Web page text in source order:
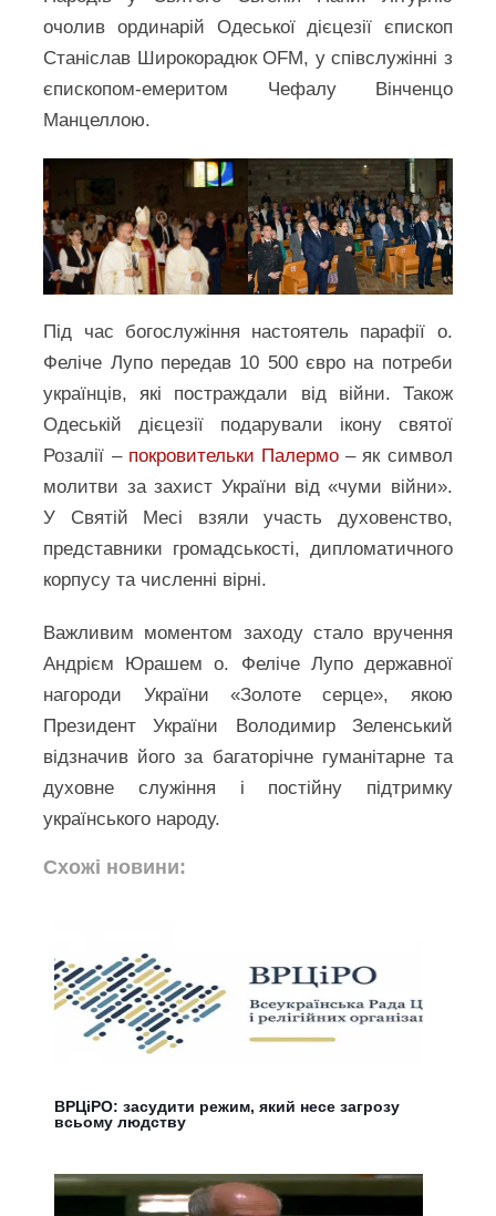
очолив ординарій Одеської дієцезії єпископ
Станіслав Широкорадюк OFM, у співслужінні з
єпископом-емеритом Чефалу Вінченцо
Манцеллою.
Під час богослужіння настоятель парафії о.
Феліче Лупо передав 10 500 євро на потреби
українців, які постраждали від війни. Також
Одеській дієцезії подарували ікону святої
Розалії – покровительки Палермо – як символ
молитви за захист України від «чуми війни».
У Святій Месі взяли участь духовенство,
представники громадськості, дипломатичного
корпусу та численні вірні.
Важливим моментом заходу стало вручення
Андрієм Юрашем о. Феліче Лупо державної
нагороди України «Золоте серце», якою
Президент України Володимир Зеленський
відзначив його за багаторічне гуманітарне та
духовне служіння і постійну підтримку
українського народу.
Схожі новини:
ВРЦіРО: засудити режим, який несе загрозу
всьому людству